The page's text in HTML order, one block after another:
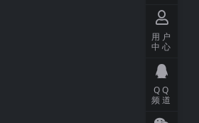
用户
中心
QQ
频道